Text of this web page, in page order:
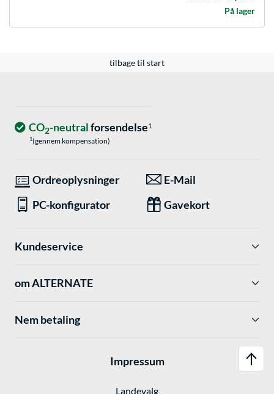
På lager
tilbage til start
CO2-neutralforsendelse1
1(gennem kompensation)
Ordreoplysninger
E-Mail
PC-konfigurator
Gavekort
Kundeservice
om ALTERNATE
Nem betaling
Impressum
Landevalg